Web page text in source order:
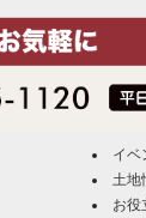
イベ
土地
お役